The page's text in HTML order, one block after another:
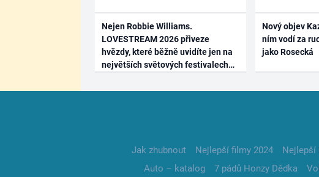
Nejen Robbie Williams.
LOVESTREAM 2026 přiveze
hvězdy, které běžně uvidíte jen na
největších světových festivalech
Nový objev
ním vodí za
jako Rosecká
Jak zhubnout Nejlepší filmy 2024 Nejlepší
Auto – katalog
7 pádů Honzy Dědka